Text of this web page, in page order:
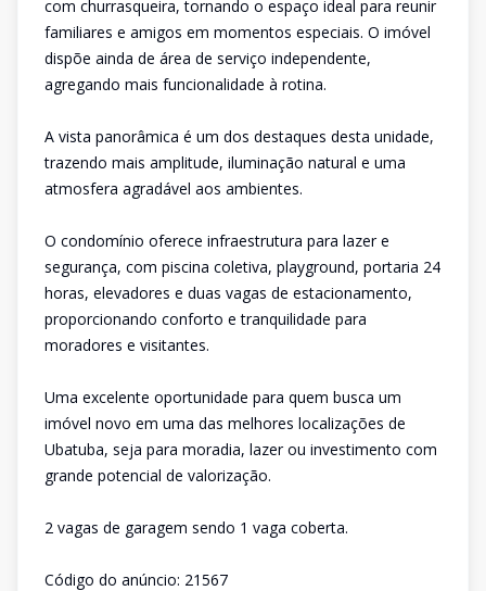
com churrasqueira, tornando o espaço ideal para reunir
familiares e amigos em momentos especiais. O imóvel
dispõe ainda de área de serviço independente,
agregando mais funcionalidade à rotina.
A vista panorâmica é um dos destaques desta unidade,
trazendo mais amplitude, iluminação natural e uma
atmosfera agradável aos ambientes.
O condomínio oferece infraestrutura para lazer e
segurança, com piscina coletiva, playground, portaria 24
horas, elevadores e duas vagas de estacionamento,
proporcionando conforto e tranquilidade para
moradores e visitantes.
Uma excelente oportunidade para quem busca um
imóvel novo em uma das melhores localizações de
Ubatuba, seja para moradia, lazer ou investimento com
grande potencial de valorização.
2 vagas de garagem sendo 1 vaga coberta.
Código do anúncio: 21567